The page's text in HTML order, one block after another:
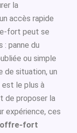
la
accès rapide
fort peut se
: panne du
ou simple
de situation, un
est le plus à
de proposer la
expérience, ces
fort